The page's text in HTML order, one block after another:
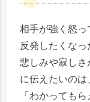
相手が強く怒っ
反発したくな
悲しみや寂しさ
に伝えたいのは
「わかっても